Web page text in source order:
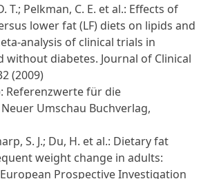
T.; Pelkman, C. E. et al.: Effects of
lower fat (LF) diets on lipids and
analysis of clinical trials in
without diabetes. Journal of Clinical
(2009)
Referenzwerte für die
Umschau Buchverlag,
S. J.; Du, H. et al.: Dietary fat
weight change in adults:
Prospective Investigation